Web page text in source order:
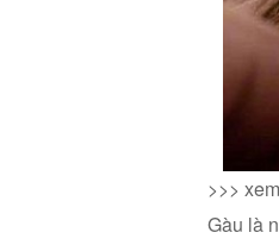
>>>
Gàu là